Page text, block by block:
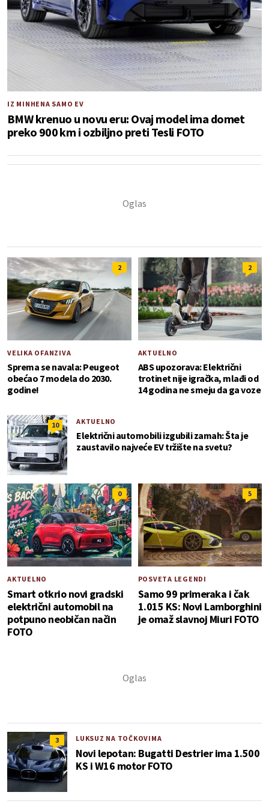
IZ MINHENA SAMO EV
BMW krenuo u novu eru: Ovaj model ima domet
preko 900 km i ozbiljno preti Tesli FOTO
2
VELIKA OFANZIVA
Sprema se navala: Peugeot
obećao 7 modela do 2030.
godine!
2
AKTUELNO
ABS upozorava: Električni
trotinet nije igračka, mlađi od
14 godina ne smeju da ga voze
10 AKTUELNO
Električni automobili izgubili zamah: Šta je
zaustavilo najveće EV tržište na svetu?
0
AKTUELNO
Smart otkrio novi gradski
električni automobil na
potpuno neobičan način
FOTO
5
POSVETA LEGENDI
Samo 99 primeraka i čak
1.015 KS: Novi Lamborghini
je omaž slavnoj Miuri FOTO
3 LUKSUZ NA TOČKOVIMA
Novi lepotan: Bugatti Destrier ima 1.500
KS i W16 motor FOTO